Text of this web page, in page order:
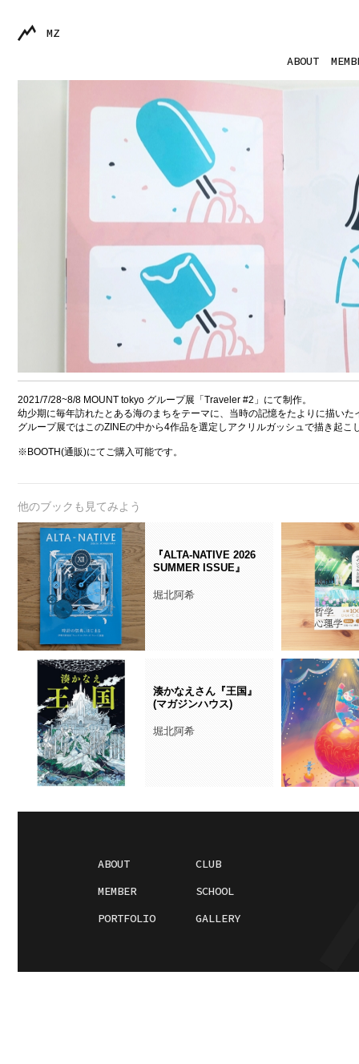
MZ
ABOUT
2021/7/28~8/8 MOUNT tokyo グループ展「Traveler #2」にて制作。
幼少期に毎年訪れたとある海のまちをテーマに、当時の記憶をたよりに描いた
グループ展ではこのZINEの中から4作品を選定しアクリルガッシュで描き起こ
※BOOTH(通販)にてご購入可能です。
他のブックも見てみよう
『ALTA-NATIVE 2026
SUMMER ISSUE』
堀北阿希
湊かなえさん『王国』
(マガジンハウス)
堀北阿希
ABOUT
MEMBER
PORTFOLIO
CLUB
SCHOOL
GALLERY